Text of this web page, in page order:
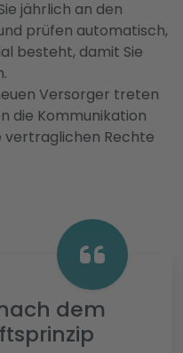
jährlich an den
prüfen automatisch,
besteht, damit Sie
Versorger treten
die Kommunikation
vertraglichen Rechte
dem